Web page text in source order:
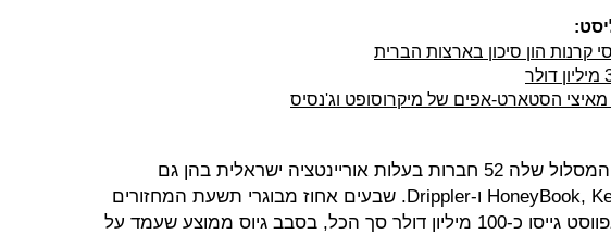
קרנות הון סיכון בארצות הברית
הסטארט-אפים של מיקרוסופט וג'נסיס
עד כה בגרו את המסלול שלה 52 חברות בעלות אוריינטציה ישראלית בהן גם
HoneyBook, Keywee, Sentinel ו-Drippler. שבעים אחוז מבוגרי תשעת המחזורים
הראשונים של אפווסט גייסו כ-100 מיליון דולר סך הכל, בסבב גיוס ממוצע שעמד על